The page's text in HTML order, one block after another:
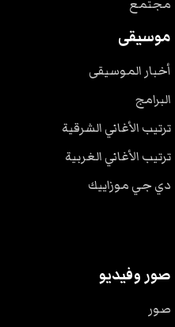
مجتمع
موسيقى
أخبار الموسيقى
البرامج
ترتيب الأغاني الشرقية
ترتيب الأغاني الغربية
دي جي موزاييك
صور وفيديو
صور